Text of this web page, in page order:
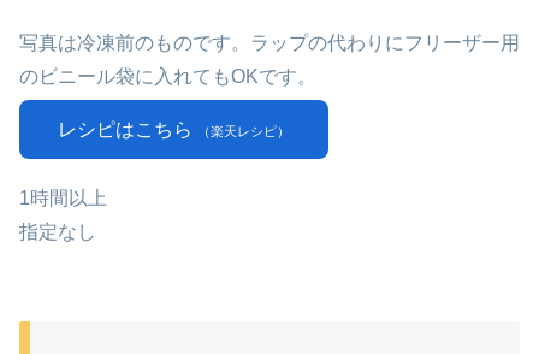
写真は冷凍前のものです。ラップの代わりにフリーザー用
のビニール袋に入れてもOKです。
レシピはこちら （楽天レシピ）
1時間以上
指定なし